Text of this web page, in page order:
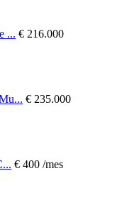
... € 216.000
€ 235.000
€ 400 /mes